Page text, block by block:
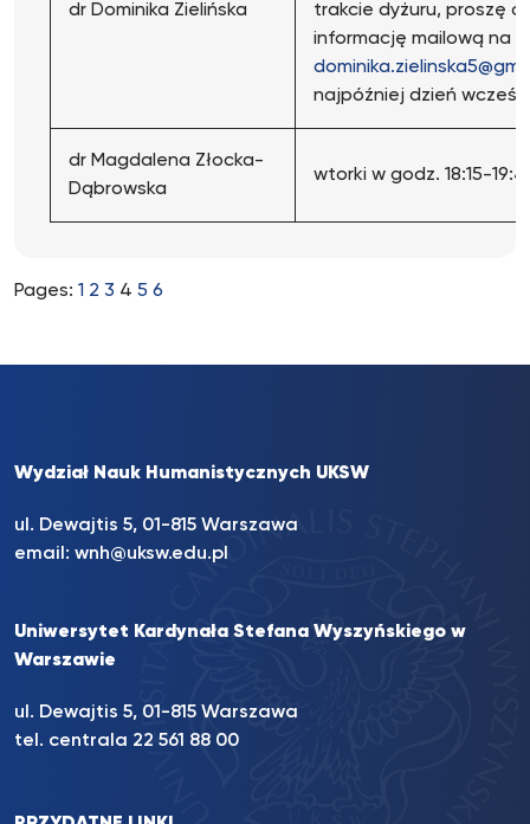
dr Dominika Zielińska
trakcie dyżuru, proszę o
informację mailową na
najpóźniej dzień
dr Magdalena Złocka-
Dąbrowska
wtorki w godz. 18:15-
Pages: 1 2 3 4 5 6
Wydział Nauk Humanistycznych UKSW
ul. Dewajtis 5, 01-815 Warszawa
email: wnh@uksw.edu.pl
Uniwersytet Kardynała Stefana Wyszyńskiego w
Warszawie
ul. Dewajtis 5, 01-815 Warszawa
tel. centrala 22 561 88 00